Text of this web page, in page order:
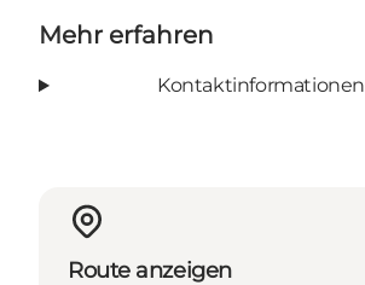
Mehr erfahren
Kontaktinformationen
Route anzeigen